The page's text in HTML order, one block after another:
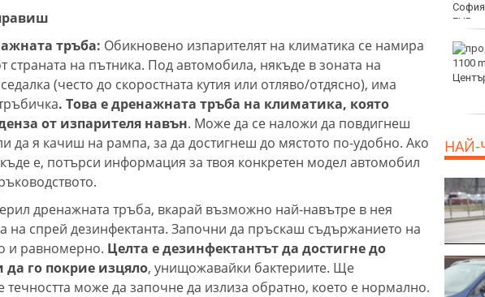
тръба: Обикновено изпарителят на климатика се намира
страната на пътника. Под автомобила, някъде в зоната на
(често до скоростната кутия или отляво/отдясно), има
. Това е дренажната тръба на климатика, която
от изпарителя навън. Може да се наложи да повдигнеш
да я качиш на рампа, за да достигнеш до мястото по-удобно. Ако
е, потърси информация за твоя конкретен модел автомобил
дренажната тръба, вкарай възможно най-навътре в нея
на спрей дезинфектанта. Започни да пръскаш съдържанието на
и равномерно. Целта е дезинфектантът да достигне до
да го покрие изцяло, унищожавайки бактериите. Ще
може да започне да излиза обратно, което е нормално.
ФК Девня гостува на
Атлетик (Провадия) за
Аматьорската купа
НАЙ-